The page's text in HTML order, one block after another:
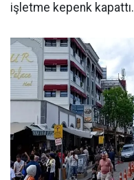
işletme kepenk kapattı.